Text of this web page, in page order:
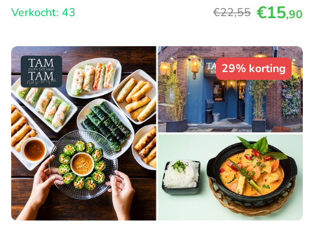
Verkocht: 43
€22,55 €15,90
29% korting